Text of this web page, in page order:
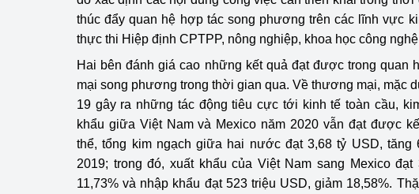
Album
Văn bản
Đọc báo
Bảo vệ nền tảng tư tưởng của
Doanh nghiệp - Người dân
Xúc tiến thương mại Khu vực
Khu vực
Khu vực
Thị trường nước ngoàiHiệp định
Thị trường
Thị trường trong nước
thúc đẩy quan hệ hợp tác song phương trên các lĩnh vực
thực thi Hiệp định CPTPP, nông nghiệp, khoa học công
Hai bên đánh giá cao những kết quả đạt được trong quan
mại song phương trong thời gian qua. Về thương mại, mặc
19 gây ra những tác động tiêu cực tới kinh tế toàn cầu,
khẩu giữa Việt Nam và Mexico năm 2020 vẫn đạt được
thể, tổng kim ngạch giữa hai nước đạt 3,68 tỷ USD, tăng
2019; trong đó, xuất khẩu của Việt Nam sang Mexico đạt
11,73% và nhập khẩu đạt 523 triệu USD, giảm 18,58%.